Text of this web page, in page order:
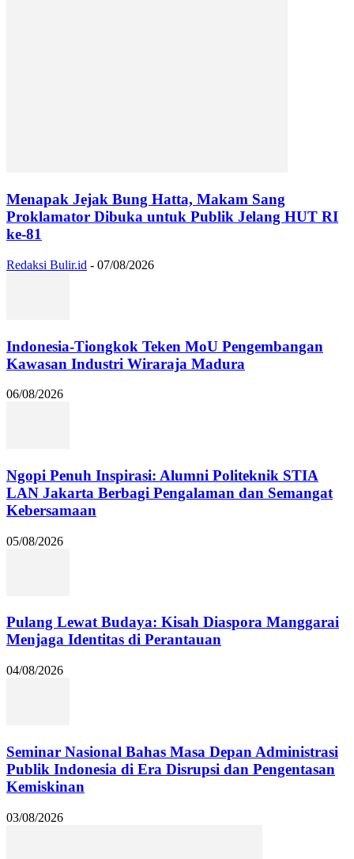
Menapak Jejak Bung Hatta, Makam Sang
Proklamator Dibuka untuk Publik Jelang HUT RI
ke-81
Redaksi Bulir.id - 07/08/2026
Indonesia-Tiongkok Teken MoU Pengembangan
Kawasan Industri Wiraraja Madura
06/08/2026
Ngopi Penuh Inspirasi: Alumni Politeknik STIA
LAN Jakarta Berbagi Pengalaman dan Semangat
Kebersamaan
05/08/2026
Pulang Lewat Budaya: Kisah Diaspora Manggarai
Menjaga Identitas di Perantauan
04/08/2026
Seminar Nasional Bahas Masa Depan Administrasi
Publik Indonesia di Era Disrupsi dan Pengentasan
Kemiskinan
03/08/2026